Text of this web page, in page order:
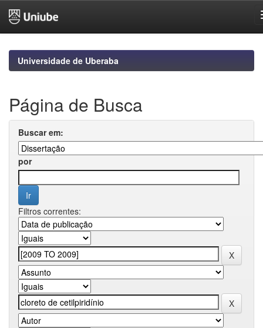
navigationUniversidade de Uberaba
Página de Busca
Buscar em:
por
Filtros correntes: